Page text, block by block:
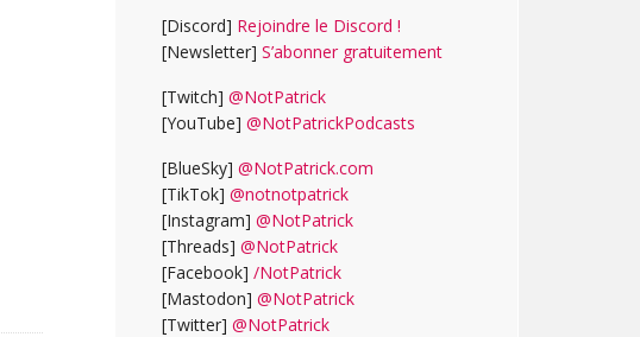
[Discord] Rejoindre le Discord !
[Newsletter] S’abonner gratuitement
[Twitch] @NotPatrick
[YouTube] @NotPatrickPodcasts
[BlueSky] @NotPatrick.com
[TikTok] @notnotpatrick
[Instagram] @NotPatrick
[Threads] @NotPatrick
[Facebook] /NotPatrick
[Mastodon] @NotPatrick
[Twitter] @NotPatrick